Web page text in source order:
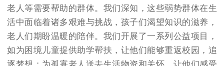
老人等需要帮助的群体。我们深知，这些弱势群体在生
活中面临着诸多艰难与挑战，孩子们渴望知识的滋养，
老人们期盼温暖的陪伴。我们开展了一系列公益项目，
如为困境儿童提供助学帮扶，让他们能够重返校园，追